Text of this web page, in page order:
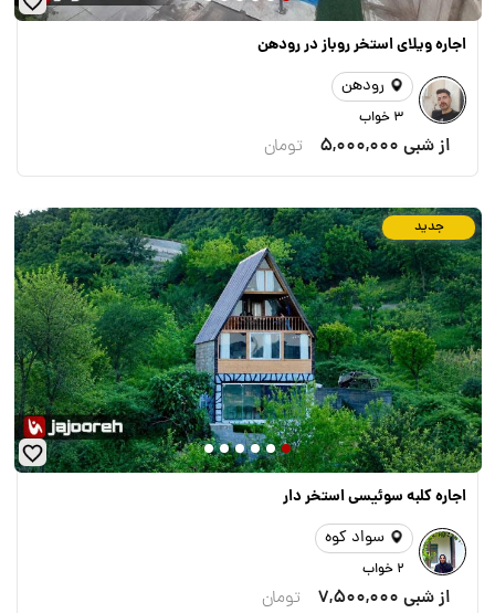
اجاره ویلای استخر روباز در رودهن
رودهن
3 خواب
از شبی 5,000,000 تومان
جدید
اجاره کلبه سوئیسی استخر دار
سواد کوه
2 خواب
از شبی 7,500,000 تومان